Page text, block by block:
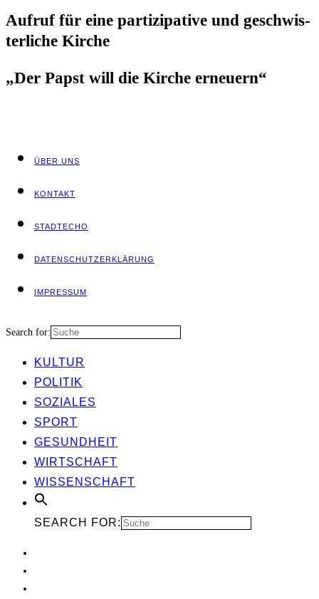
Auf­ruf für eine par­ti­zi­pa­ti­ve und geschwis­
ter­li­che Kirche
„Der Papst will die Kir­che erneuern“
ÜBER UNS
KON­TAKT
STADT­ECHO
DATEN­SCHUTZ­ER­KLÄ­RUNG
IMPRES­SUM
Search for:
KUL­TUR
POLI­TIK
SOZIA­LES
SPORT
GESUND­HEIT
WIRT­SCHAFT
WIS­SEN­SCHAFT
SEARCH FOR: